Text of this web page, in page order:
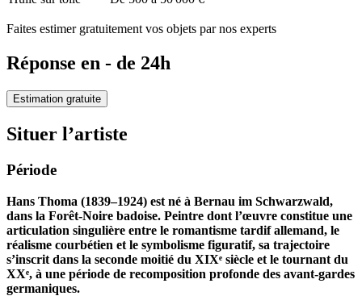
Faites estimer gratuitement vos objets par nos experts
Réponse en - de 24h
Estimation gratuite
Situer l’artiste
Période
Hans Thoma (1839–1924) est né à Bernau im Schwarzwald,
dans la Forêt-Noire badoise. Peintre dont l’œuvre constitue une
articulation singulière entre le romantisme tardif allemand, le
réalisme courbétien et le symbolisme figuratif, sa trajectoire
s’inscrit dans la seconde moitié du XIXᵉ siècle et le tournant du
XXᵉ, à une période de recomposition profonde des avant-gardes
germaniques.